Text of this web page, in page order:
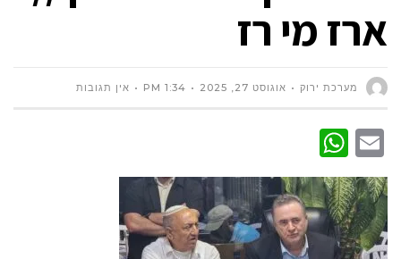
ארז מי רז
מערכת ירוק אוגוסט 27, 2025 1:34 PM אין תגובות
Email